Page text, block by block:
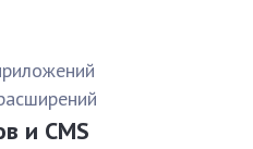
и CMS